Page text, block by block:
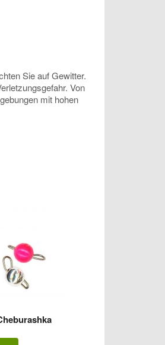
Sie auf Gewitter.
Von
mit hohen